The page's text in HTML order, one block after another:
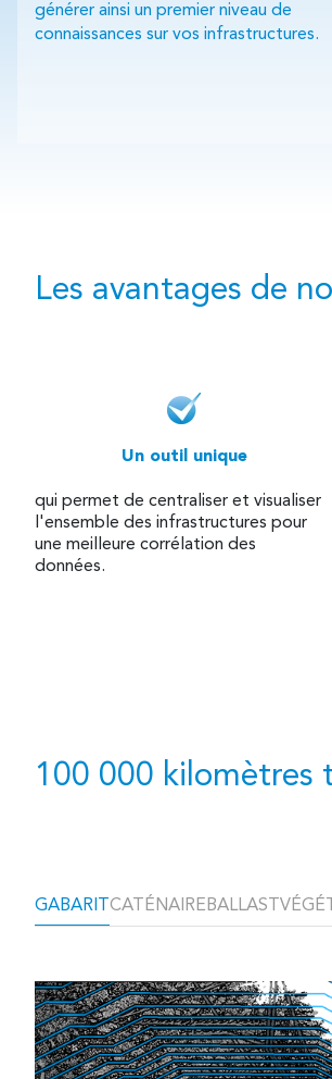
générer ainsi un premier niveau de
connaissances sur vos infrastructures.
Les avantages de
Un outil unique
qui permet de centraliser et visualiser
l'ensemble des infrastructures pour
une meilleure corrélation des
données.
100 000 kilomètres
GABARIT CATÉNAIREBALLAST